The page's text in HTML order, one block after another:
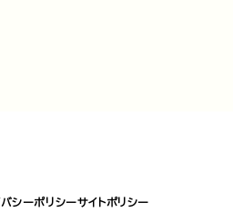
バシーポリシーサイトポリシー